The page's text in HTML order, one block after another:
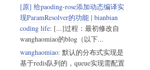
[原] 给paoding-rose添加动态编译实
现ParamResolver的功能 | bianbian
coding life: [...]过程：最初修改自
wanghaomiao的blog（以下...
wanghaomiao: 默认的分布式实现是
基于redis队列的，queue实现需配置